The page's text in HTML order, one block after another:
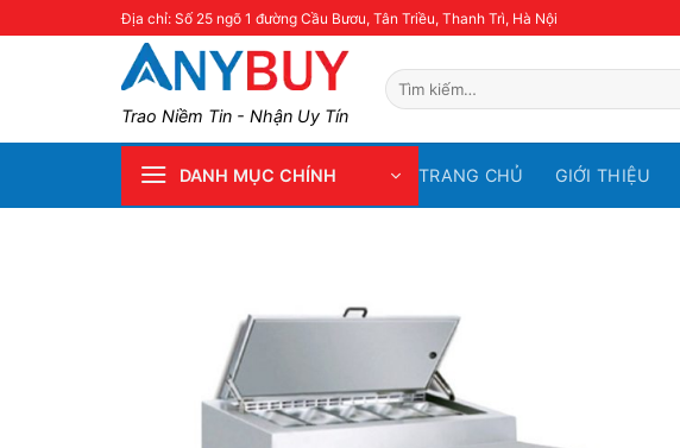
Địa chỉ: Số 25 ngõ 1 đường Cầu Bươu, Tân Triều, Thanh Trì, Hà Nội
Trao Niềm Tin - Nhận Uy Tín
Tìm
kiếm:
DANH MỤC CHÍNH TRANG CHỦ GIỚI THIỆU